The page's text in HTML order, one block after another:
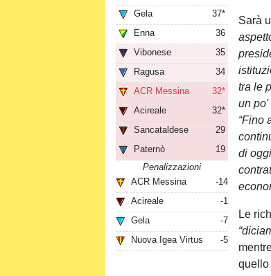
Gela
37*
Enna
36
Vibonese
35
Ragusa
34
ACR Messina
32*
Acireale
32*
Sancataldese
29
Paternò
19
Penalizzazioni
ACR Messina
-14
Acireale
-1
Gela
-7
Nuova Igea Virtus
-5
Sarà
tra le
un po'
“Fino
di
Le